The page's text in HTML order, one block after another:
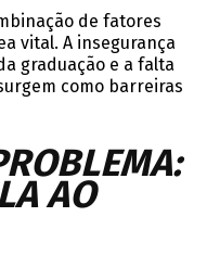
de fatores
vital. A insegurança
graduação e a falta
como barreiras
AO